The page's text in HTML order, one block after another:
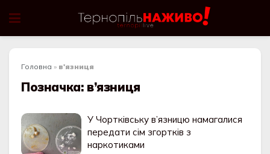
Головна » в'язниця
Позначка: в’язниця
У Чортківську в’язницю намагалися
передати сім згортків з
наркотиками